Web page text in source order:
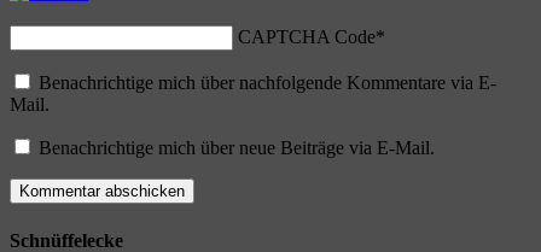
CAPTCHA Code*
Benachrichtige mich über nachfolgende Kommentare via E-
Mail.
Benachrichtige mich über neue Beiträge via E-Mail.
Schnüffelecke